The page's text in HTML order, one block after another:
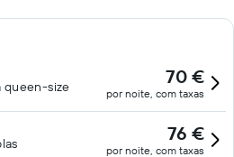
queen-size 70 €
por noite, com taxas
76 €
por noite, com taxas